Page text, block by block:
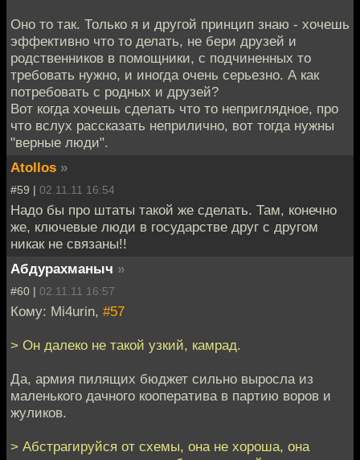
Оно то так. Только я и другой принцип знаю - хочешь
эффективно что то делать, не бери друзей и
родственников в помощники, с подчиненных то
требовать нужно, и иногда очень серьезно. А как
потребовать с родных и друзей?
Вот когда хочешь сделать что то неприглядное, про
что вслух рассказать неприлично, вот тогда нужны
"верные люди".
Atollos »
#59 | 02.11.11 16:54
Надо бы про штаты такой же сделать. Там, конечно
же, ключевые люди в государстве друг с другом
никак не связаны!!
Абдурахманыч »
#60 | 02.11.11 16:57
Кому: Mi4urin, #57
> Он далеко не такой узкий, камрад.
Да, армия пилящих бюджет сильно выросла из
маленького дачного кооператива в партию воров и
жуликов.
> Абстрагируйся от схемы, она не хороша, она